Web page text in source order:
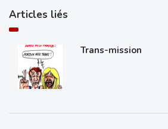
Articles liés
Trans-mission